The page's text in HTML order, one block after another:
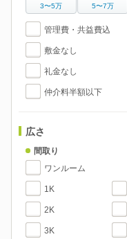
3〜5万 5〜7万
管理費・共益費込
敷金なし
礼金なし
仲介料半額以下
広さ
間取り
ワンルーム
1K
2K
3K